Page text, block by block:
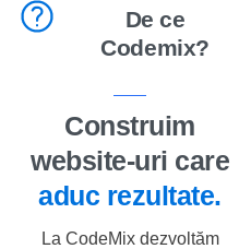
De ce
Codemix?
Construim
website-uri care
aduc rezultate.
La CodeMix dezvoltăm